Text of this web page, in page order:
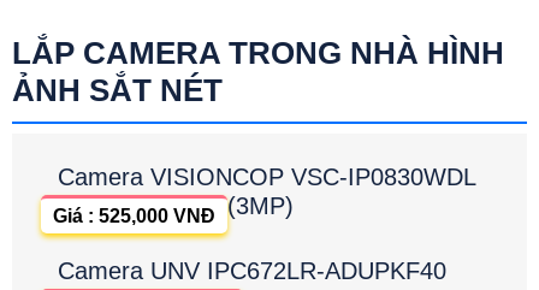
LẮP CAMERA TRONG NHÀ HÌNH
ẢNH SẮT NÉT
Camera VISIONCOP VSC-IP0830WDL
(3MP)
Giá : 525,000 VNĐ
Camera UNV IPC672LR-ADUPKF40